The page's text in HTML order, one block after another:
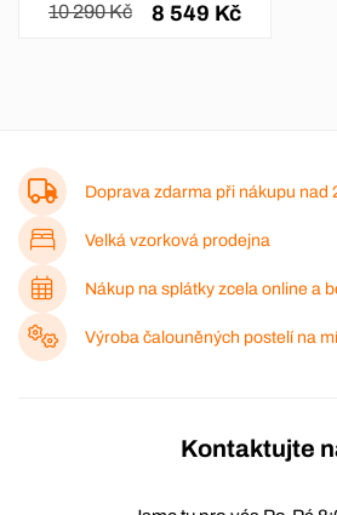
10 290 Kč 8 549 Kč
Doprava zdarma při nákupu nad
Velká vzorková prodejna
Nákup na splátky zcela online a
Výroba čalouněných postelí na
Kontaktujte